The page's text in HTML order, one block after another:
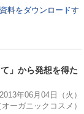
資料をダウンロードす
」から発想を得た
2013年06月04日（火）
ーガニックコスメ）